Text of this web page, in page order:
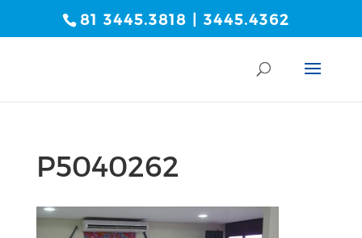
81 3445.3818 | 3445.4362
P5040262